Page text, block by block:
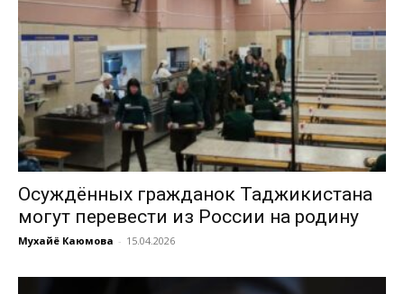
Осуждённых гражданок Таджикистана
могут перевести из России на родину
Мухайё Каюмова - 15.04.2026